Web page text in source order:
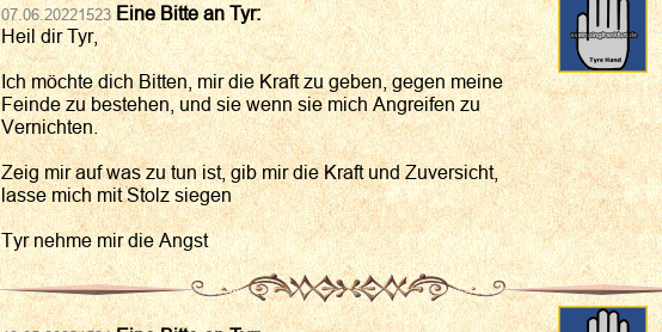
07.06.20221523Eine Bitte an Tyr:
Heil dir Tyr,
Ich möchte dich Bitten, mir die Kraft zu geben, gegen meine
Feinde zu bestehen, und sie wenn sie mich Angreifen zu
Vernichten.
Zeig mir auf was zu tun ist, gib mir die Kraft und Zuversicht,
lasse mich mit Stolz siegen
Tyr nehme mir die Angst